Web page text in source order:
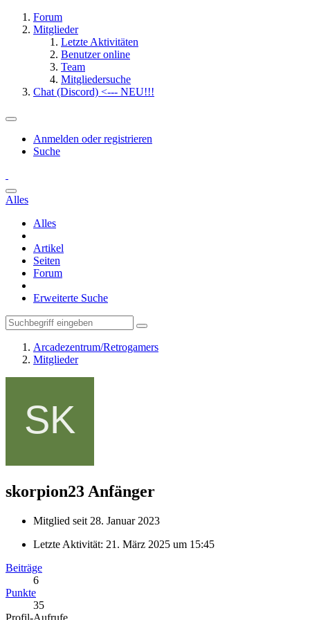
Forum
Mitglieder
Letzte Aktivitäten
Benutzer online
Team
Mitgliedersuche
Chat (Discord) <--- NEU!!!
Anmelden oder registrieren
Suche
Alles
Alles
Artikel
Seiten
Forum
Erweiterte Suche
Arcadezentrum/Retrogamers
Mitglieder
skorpion23 Anfänger
Mitglied seit 28. Januar 2023
Letzte Aktivität: 21. März 2025 um 15:45
Beiträge
6
Punkte
35
Profil-Aufrufe